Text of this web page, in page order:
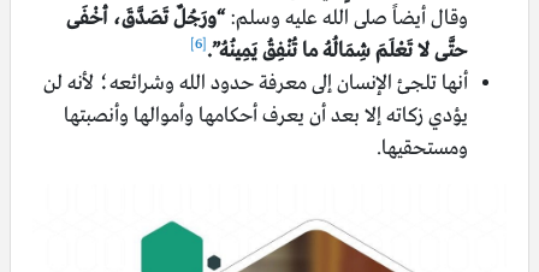
وقال أيضاً صلى الله عليه وسلم:“ورَجُلٌ تَصَدَّقَ، أخْفَى
حتَّى لا تَعْلَمَ شِمَالُهُ ما تُنْفِقُ يَمِينُهُ”.[6]
أنها تلجئ الإنسان إلى معرفة حدود الله وشرائعه؛ لأنه لن
يؤدي زكاته إلا بعد أن يعرف أحكامها وأموالها وأنصبتها
ومستحقيها.